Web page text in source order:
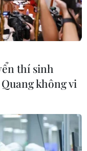
thí sinh
không vi